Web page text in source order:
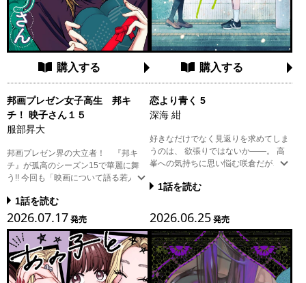
購入する
邦画プレゼン女子高生 邦キ
チ！ 映子さん１５
服部昇大
邦画プレゼン界の大立者！ 『邦キ
チ』が孤高のシーズン15で華麗に舞
う!! 今回も「映画について語る若人の
高生・邦キチが、まずまずの洋画好き
な部長・洋一を相手に絶妙なチョイス
の邦画（一部例外アリ）を愚直にプレ
ゼン！ プレゼン!! プレゼン!!! その視
点、その愛情、その圧力──。全てに
おいてシーズン14を凌駕ッ!! 銀河系
初の邦画プレゼン漫画、すでに伝統芸
1話を読む
購入する
恋より青く 5
深海 紺
好きなだけでなく見返りを求めてしま
うのは、 欲張りではないか――。 高
峯への気持ちに思い悩む咲倉だが、 あ
に気付く。 そして迎えた高峯の誕生日
め、高峯にプレゼントを渡す…。 友情
でも恋愛でもない、特別な関係性を育
む少女達の青い春、特別な第5巻
1話を読む
2026.07.17 発売 2026.06.25 発売